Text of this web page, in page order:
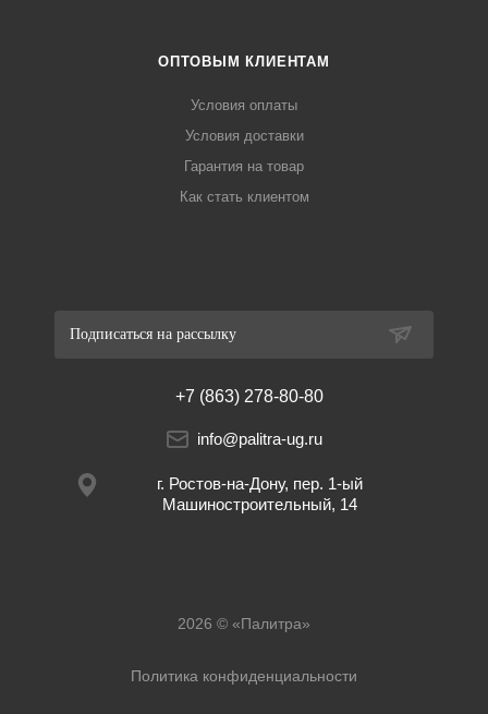
ОПТОВЫМ КЛИЕНТАМ
Условия оплаты
Условия доставки
Гарантия на товар
Как стать клиентом
Подписаться на рассылку
+7 (863) 278-80-80
info@palitra-ug.ru
г. Ростов-на-Дону, пер. 1-ый
Машиностроительный, 14
2026 © «Палитра»
Политика конфиденциальности